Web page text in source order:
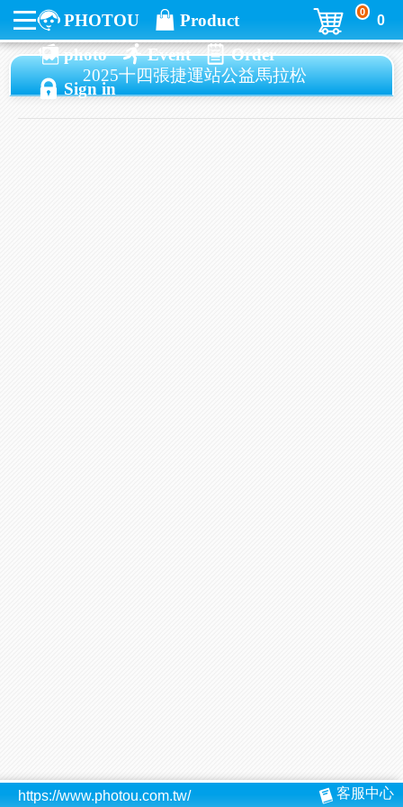
PHOTOU
Product
photo
Event
Order
Sign in
0
0
2025十四張捷運站公益馬拉松
https://www.photou.com.tw/ 客服中心